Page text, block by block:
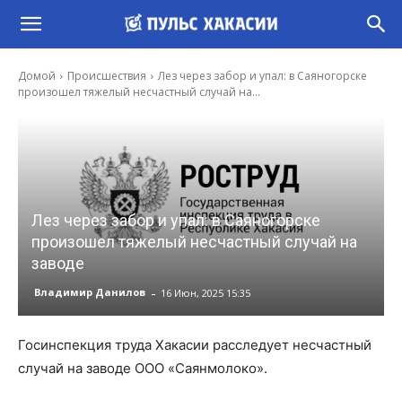
Домой Происшествия
Лез через забор и упал: в Саяногорске
произошел тяжелый несчастный случай на...
Лез через забор и упал: в Саяногорске
произошел тяжелый несчастный случай на
заводе
Владимир Данилов - 16 Июн, 2025 15:35
Госинспекция труда Хакасии расследует несчастный
случай на заводе ООО «Саянмолоко».